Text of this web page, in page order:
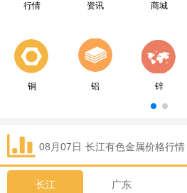
行情 资讯 商城
铜 铝 锌
08月07日 长江有色金属价格行情
长江 广东